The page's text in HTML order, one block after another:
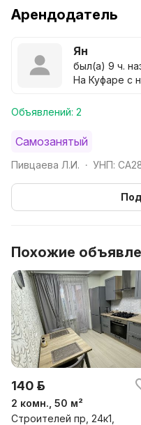
транспорте.
· Качество: Новый
· Атмосфера:
двор с большой
Идеально для одного
души.
При раннем
повышенного спроса
Арендодатель
Ян
был(а) 9 ч.
На Куфаре с
Объявлений: 2
Самозанятый
Пивцаева Л.И. • УНП:
Похожие
140 р.
2 комн., 50 м²
Строителей пр, 24к1,